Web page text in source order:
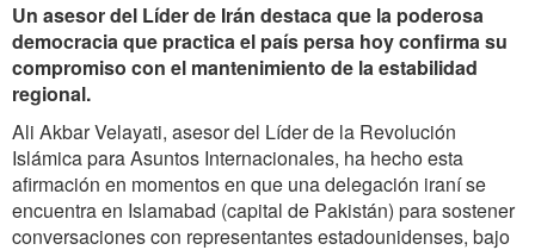
Un asesor del Líder de Irán destaca que la poderosa
democracia que practica el país persa hoy confirma su
compromiso con el mantenimiento de la estabilidad
regional.
Ali Akbar Velayati, asesor del Líder de la Revolución
Islámica para Asuntos Internacionales, ha hecho esta
afirmación en momentos en que una delegación iraní se
encuentra en Islamabad (capital de Pakistán) para sostener
conversaciones con representantes estadounidenses, bajo